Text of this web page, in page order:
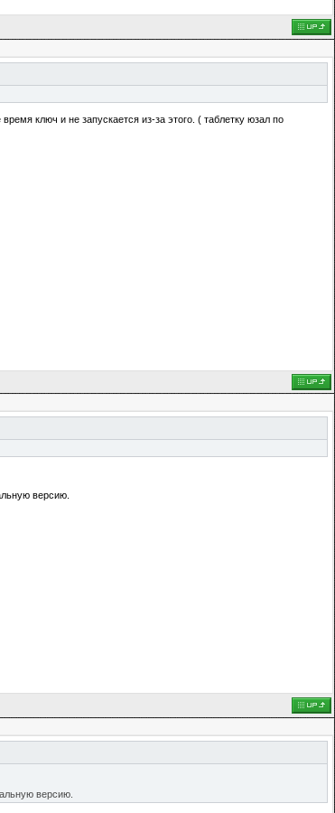
ключ и не запускается из-за этого. ( таблетку юзал по
версию.
версию.